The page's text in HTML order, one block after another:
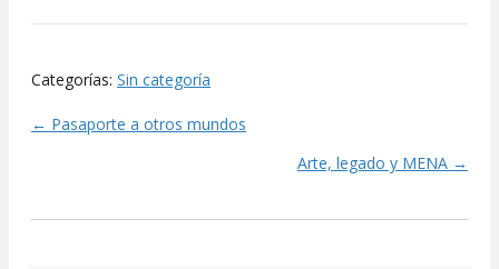
Categorías: Sin categoría
Posts
← Pasaporte a otros mundos
Arte, legado y MENA →